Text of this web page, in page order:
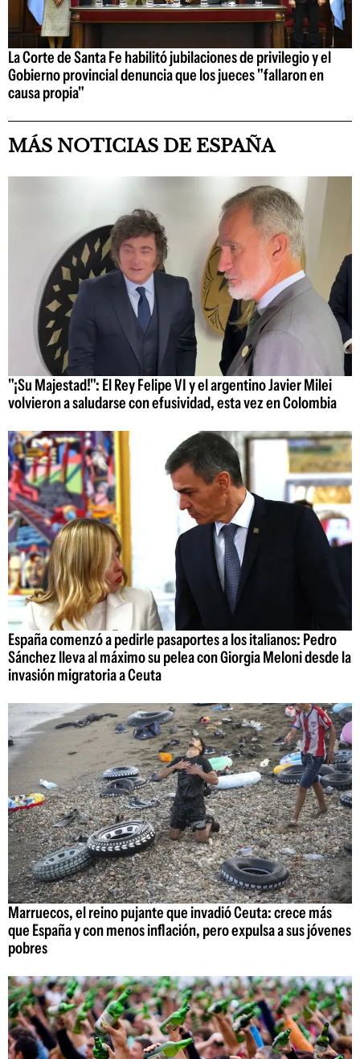
La Corte de Santa Fe habilitó jubilaciones de privilegio y el
Gobierno provincial denuncia que los jueces "fallaron en
causa propia"
MÁS NOTICIAS DE ESPAÑA
"¡Su Majestad!": El Rey Felipe VI y el argentino Javier Milei
volvieron a saludarse con efusividad, esta vez en Colombia
España comenzó a pedirle pasaportes a los italianos: Pedro
Sánchez lleva al máximo su pelea con Giorgia Meloni desde la
invasión migratoria a Ceuta
Marruecos, el reino pujante que invadió Ceuta: crece más
que España y con menos inflación, pero expulsa a sus jóvenes
pobres